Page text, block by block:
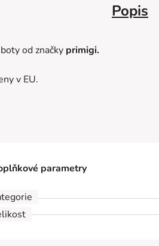
Popis
od značky primigi.
v EU.
parametry